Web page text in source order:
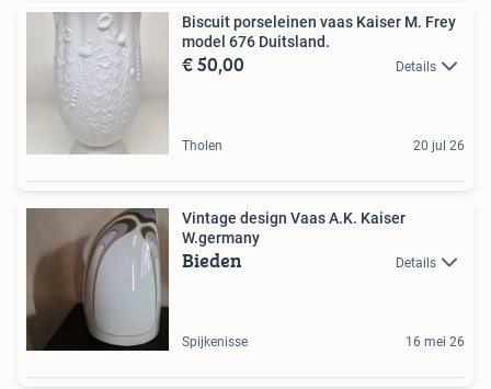
Biscuit porseleinen vaas Kaiser M. Frey
model 676 Duitsland.
€ 50,00 Details
Tholen 20 jul 26
Vintage design Vaas A.K. Kaiser
W.germany
Bieden Details
Spijkenisse 16 mei 26